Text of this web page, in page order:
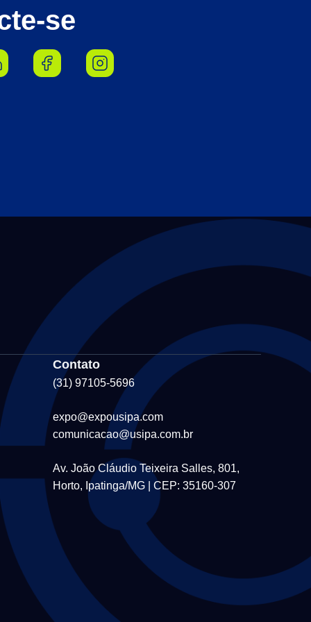
se
Contato
(31) 97105-5696
expo@expousipa.com
comunicacao@usipa.com.br
Av. João Cláudio Teixeira Salles, 801,
Horto, Ipatinga/MG | CEP: 35160-307